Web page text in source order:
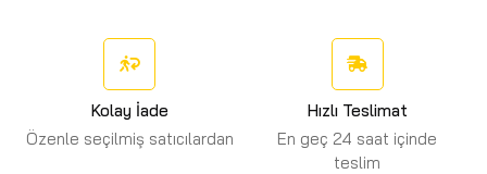
Kolay İade
Özenle seçilmiş satıcılardan
Hızlı Teslimat
En geç 24 saat içinde
teslim